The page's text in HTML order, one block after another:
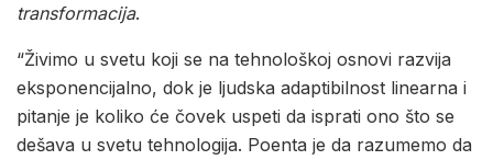
transformacija.
“Živimo u svetu koji se na tehnološkoj osnovi razvija
eksponencijalno, dok je ljudska adaptibilnost linearna i
pitanje je koliko će čovek uspeti da isprati ono što se
dešava u svetu tehnologija. Poenta je da razumemo da